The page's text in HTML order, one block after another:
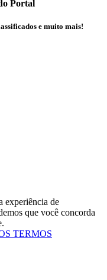
Portal
e muito mais!
experiência de
que você concorda
TERMOS